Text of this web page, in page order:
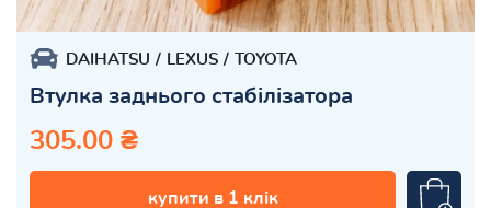
DAIHATSU LEXUS TOYOTA
Втулка заднього стабілізатора
305.00 ₴
купити в 1 клік